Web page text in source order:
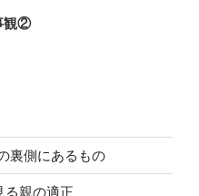
観②
裏側にあるもの
る親の適正